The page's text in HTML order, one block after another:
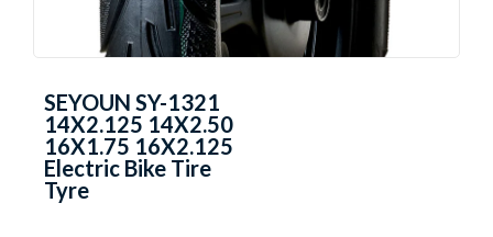
SEYOUN SY-1321
14X2.125 14X2.50
16X1.75 16X2.125
Electric Bike Tire
Tyre